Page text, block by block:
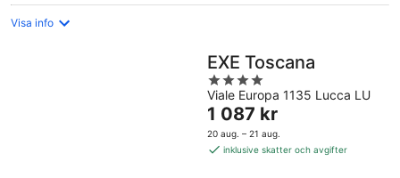
Visa info
EXE Toscana
4
out
of
5
Viale Europa 1135 Lucca LU
Priset
är
1 087 kr
1 087 kr
20 aug. – 21 aug.
inklusive skatter och avgifter